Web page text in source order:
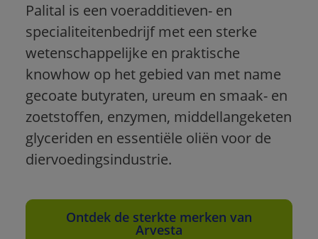
Palital is een voeradditieven- en
specialiteitenbedrijf met een sterke
wetenschappelijke en praktische
knowhow op het gebied van met name
gecoate butyraten, ureum en smaak- en
zoetstoffen, enzymen, middellangeketen
glyceriden en essentiële oliën voor de
diervoedingsindustrie.
Ontdek de sterkte merken van
Arvesta